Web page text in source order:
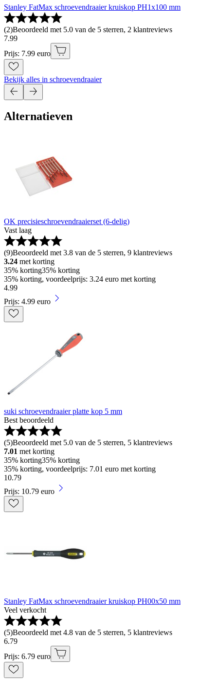
Stanley FatMax schroevendraaier kruiskop PH1x100 mm
(2)Beoordeeld met 5.0 van de 5 sterren, 2 klantreviews
7.99
Prijs: 7.99 euro
Bekijk alles in schroevendraaier
Alternatieven
OK precisieschroevendraaierset (6-delig)
Vast laag
(9)Beoordeeld met 3.8 van de 5 sterren, 9 klantreviews
3.24 met korting
35% korting35% korting
35% korting, voordeelprijs: 3.24 euro met korting
4.99
Prijs: 4.99 euro
suki schroevendraaier platte kop 5 mm
Best beoordeeld
(5)Beoordeeld met 5.0 van de 5 sterren, 5 klantreviews
7.01 met korting
35% korting35% korting
35% korting, voordeelprijs: 7.01 euro met korting
10.79
Prijs: 10.79 euro
Stanley FatMax schroevendraaier kruiskop PH00x50 mm
Veel verkocht
(5)Beoordeeld met 4.8 van de 5 sterren, 5 klantreviews
6.79
Prijs: 6.79 euro